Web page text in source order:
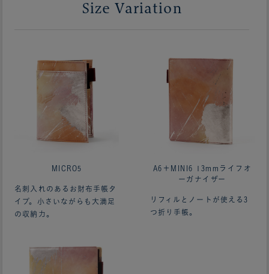
Size Variation
MICRO5
名刺入れのあるお財布手帳タ
イプ。小さいながらも大満足
の収納力。
A6＋MINI6 13mmライフオ
ーガナイザー
リフィルとノートが使える3
つ折り手帳。